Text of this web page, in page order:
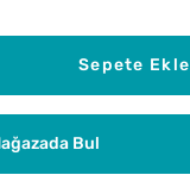
Sepete Ekle
Bul